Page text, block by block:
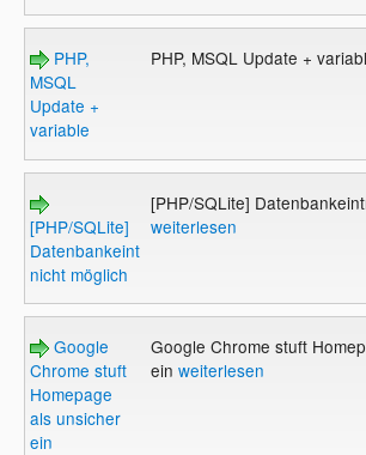
PHP,
MSQL
Update +
variable
PHP, MSQL Update +
[PHP/SQLite]
Datenbankeintrag
nicht möglich
[PHP/SQLite]
weiterlesen
Google
Chrome stuft
Homepage
als unsicher
ein
Google Chrome stuft
ein weiterlesen